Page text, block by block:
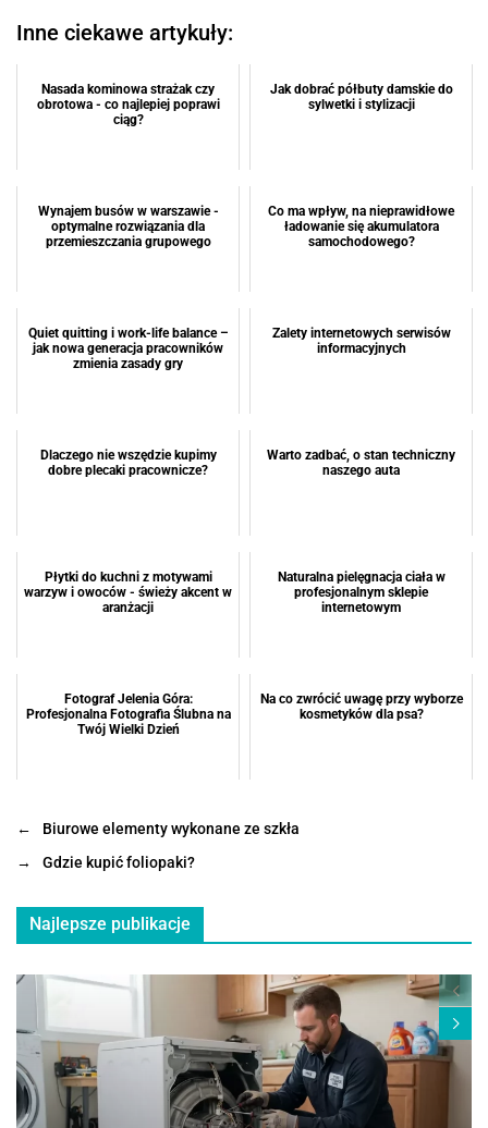
Inne ciekawe artykuły:
Nasada kominowa strażak czy
obrotowa - co najlepiej poprawi
ciąg?
Jak dobrać półbuty damskie do
sylwetki i stylizacji
Wynajem busów w warszawie -
optymalne rozwiązania dla
przemieszczania grupowego
Co ma wpływ, na nieprawidłowe
ładowanie się akumulatora
samochodowego?
Quiet quitting i work-life balance –
jak nowa generacja pracowników
zmienia zasady gry
Zalety internetowych serwisów
informacyjnych
Dlaczego nie wszędzie kupimy
dobre plecaki pracownicze?
Warto zadbać, o stan techniczny
naszego auta
Płytki do kuchni z motywami
warzyw i owoców - świeży akcent w
aranżacji
Naturalna pielęgnacja ciała w
profesjonalnym sklepie
internetowym
Fotograf Jelenia Góra:
Profesjonalna Fotografia Ślubna na
Twój Wielki Dzień
Na co zwrócić uwagę przy wyborze
kosmetyków dla psa?
←
Biurowe elementy wykonane ze szkła
→
Gdzie kupić foliopaki?
Najlepsze publikacje